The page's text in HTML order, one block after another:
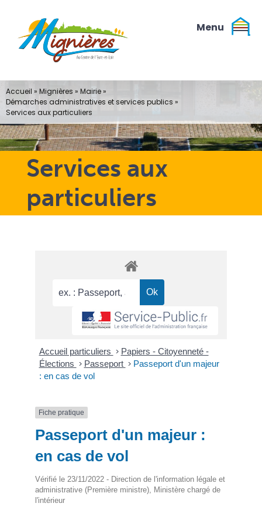
contenu
Services aux
particuliers
Accueil » Mignières » Mairie»
Démarches administratives et services publics »
Services aux particuliers
Accueil particuliers > Papiers - Citoyenneté -
Élections > Passeport > Passeport d'un majeur
: en cas de vol
Fiche pratique
Passeport d'un majeur :
en cas de vol
Vérifié le 23/11/2022 - Direction de l'information légale et
administrative (Première ministre), Ministère chargé de
l'intérieur